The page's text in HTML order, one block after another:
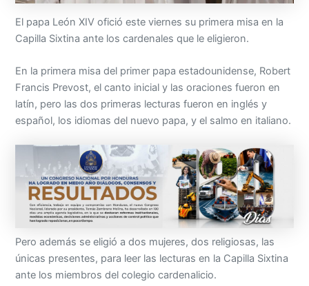
El papa León XIV ofició este viernes su primera misa en la
Capilla Sixtina ante los cardenales que le eligieron.
En la primera misa del primer papa estadounidense, Robert
Francis Prevost, el canto inicial y las oraciones fueron en
latín, pero las dos primeras lecturas fueron en inglés y
español, los idiomas del nuevo papa, y el salmo en italiano.
Pero además se eligió a dos mujeres, dos religiosas, las
únicas presentes, para leer las lecturas en la Capilla Sixtina
ante los miembros del colegio cardenalicio.